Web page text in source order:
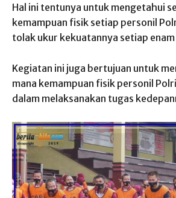
Hal ini tentunya untuk mengetahui
kemampuan fisik setiap personil
tolak ukur kekuatannya setiap
Kegiatan ini juga bertujuan untuk
mana kemampuan fisik personil
dalam melaksanakan tugas